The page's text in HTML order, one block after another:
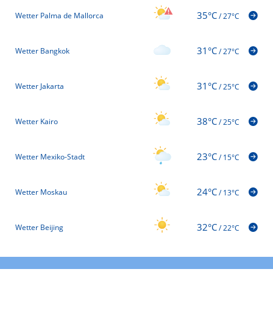
Wetter Palma de Mallorca 35°C/27°C
Wetter Bangkok 31°C/27°C
Wetter Jakarta 31°C/25°C
Wetter Kairo 38°C/25°C
Wetter Mexiko-Stadt 23°C/15°C
Wetter Moskau 24°C/13°C
Wetter Beijing 32°C/22°C